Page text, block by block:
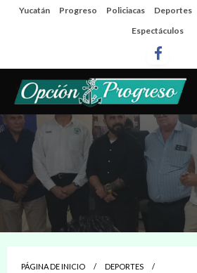
SaltaYucatán Progreso Policiacas Deportes
Espectáculos
Opción Progreso
Las noticias del día a día del puerto
PÁGINA DE INICIO
DEPORTES